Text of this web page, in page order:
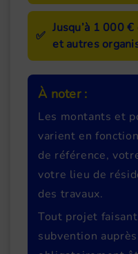
✅
Jusqu’à 1 000 €
et autres
À noter :
Les montants et
varient en
de référence,
votre lieu de
des travaux.
Tout projet
subvention